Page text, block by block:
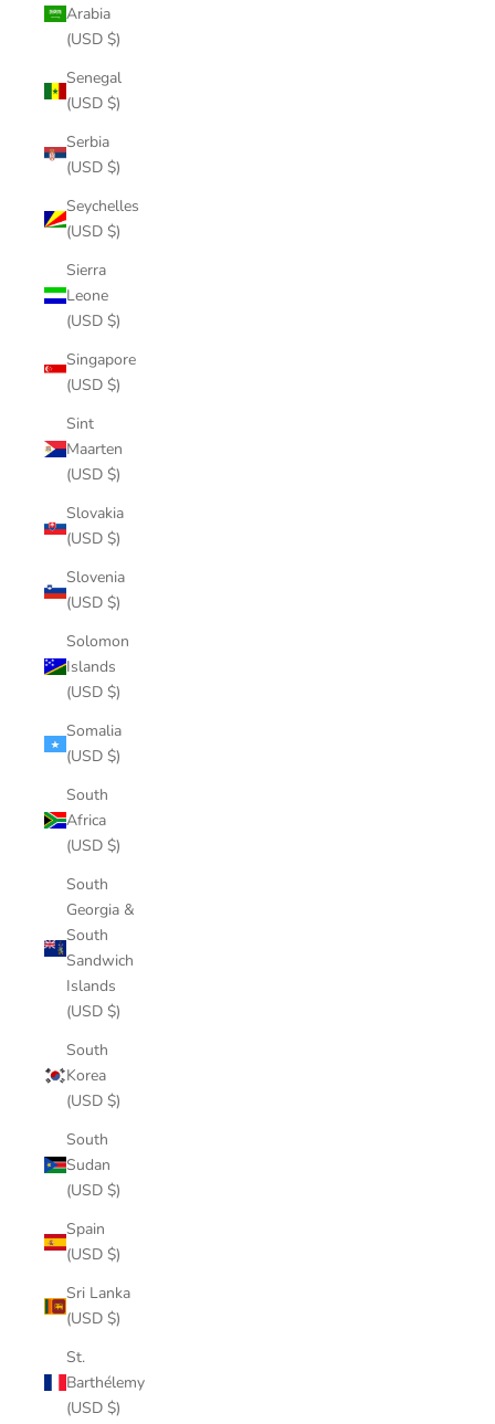
Arabia
(USD $)
Senegal
(USD $)
Serbia
(USD $)
Seychelles
(USD $)
Sierra
Leone
(USD $)
Singapore
(USD $)
Sint
Maarten
(USD $)
Slovakia
(USD $)
Slovenia
(USD $)
Solomon
Islands
(USD $)
Somalia
(USD $)
South
Africa
(USD $)
South
Georgia &
South
Sandwich
Islands
(USD $)
South
Korea
(USD $)
South
Sudan
(USD $)
Spain
(USD $)
Sri Lanka
(USD $)
St.
Barthélemy
(USD $)